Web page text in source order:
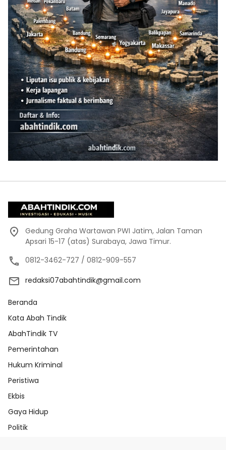
Gedung Graha Wartawan PWI Jatim, Jalan Taman
Apsari 15-17 (atas) Surabaya, Jawa Timur.
0812-3462-727 / 0812-909-557
redaksi07abahtindik@gmail.com
Beranda
Kata Abah Tindik
AbahTindik TV
Pemerintahan
Hukum Kriminal
Peristiwa
Ekbis
Gaya Hidup
Politik